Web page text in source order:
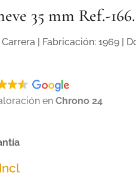
35 mm Ref.-
| Fabricación: 1969 |
enChrono 24